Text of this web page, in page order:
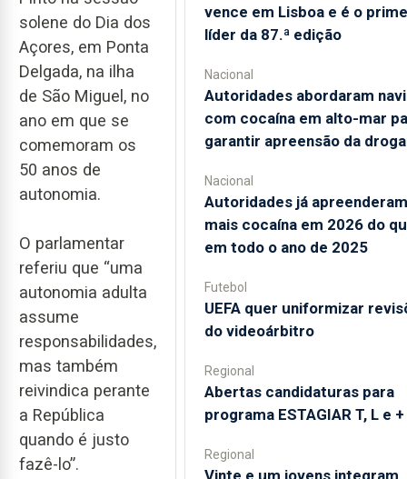
solene do Dia dos
Açores, em Ponta
Delgada, na ilha
de São Miguel, no
ano em que se
comemoram os
50 anos de
autonomia.
O parlamentar
referiu que “uma
autonomia adulta
assume
responsabilidades,
mas também
reivindica perante
a República
quando é justo
fazê-lo”.
vence em Lisboa e é o
líder da 87.ª edição
Nacional
Autoridades abordaram
com cocaína em alto-mar
garantir apreensão da droga
Nacional
Autoridades já apreenderam
mais cocaína em 2026 do
em todo o ano de 2025
Futebol
UEFA quer uniformizar
do videoárbitro
Regional
Abertas candidaturas para
programa ESTAGIAR T, L e +
Regional
Vinte e um jovens integram